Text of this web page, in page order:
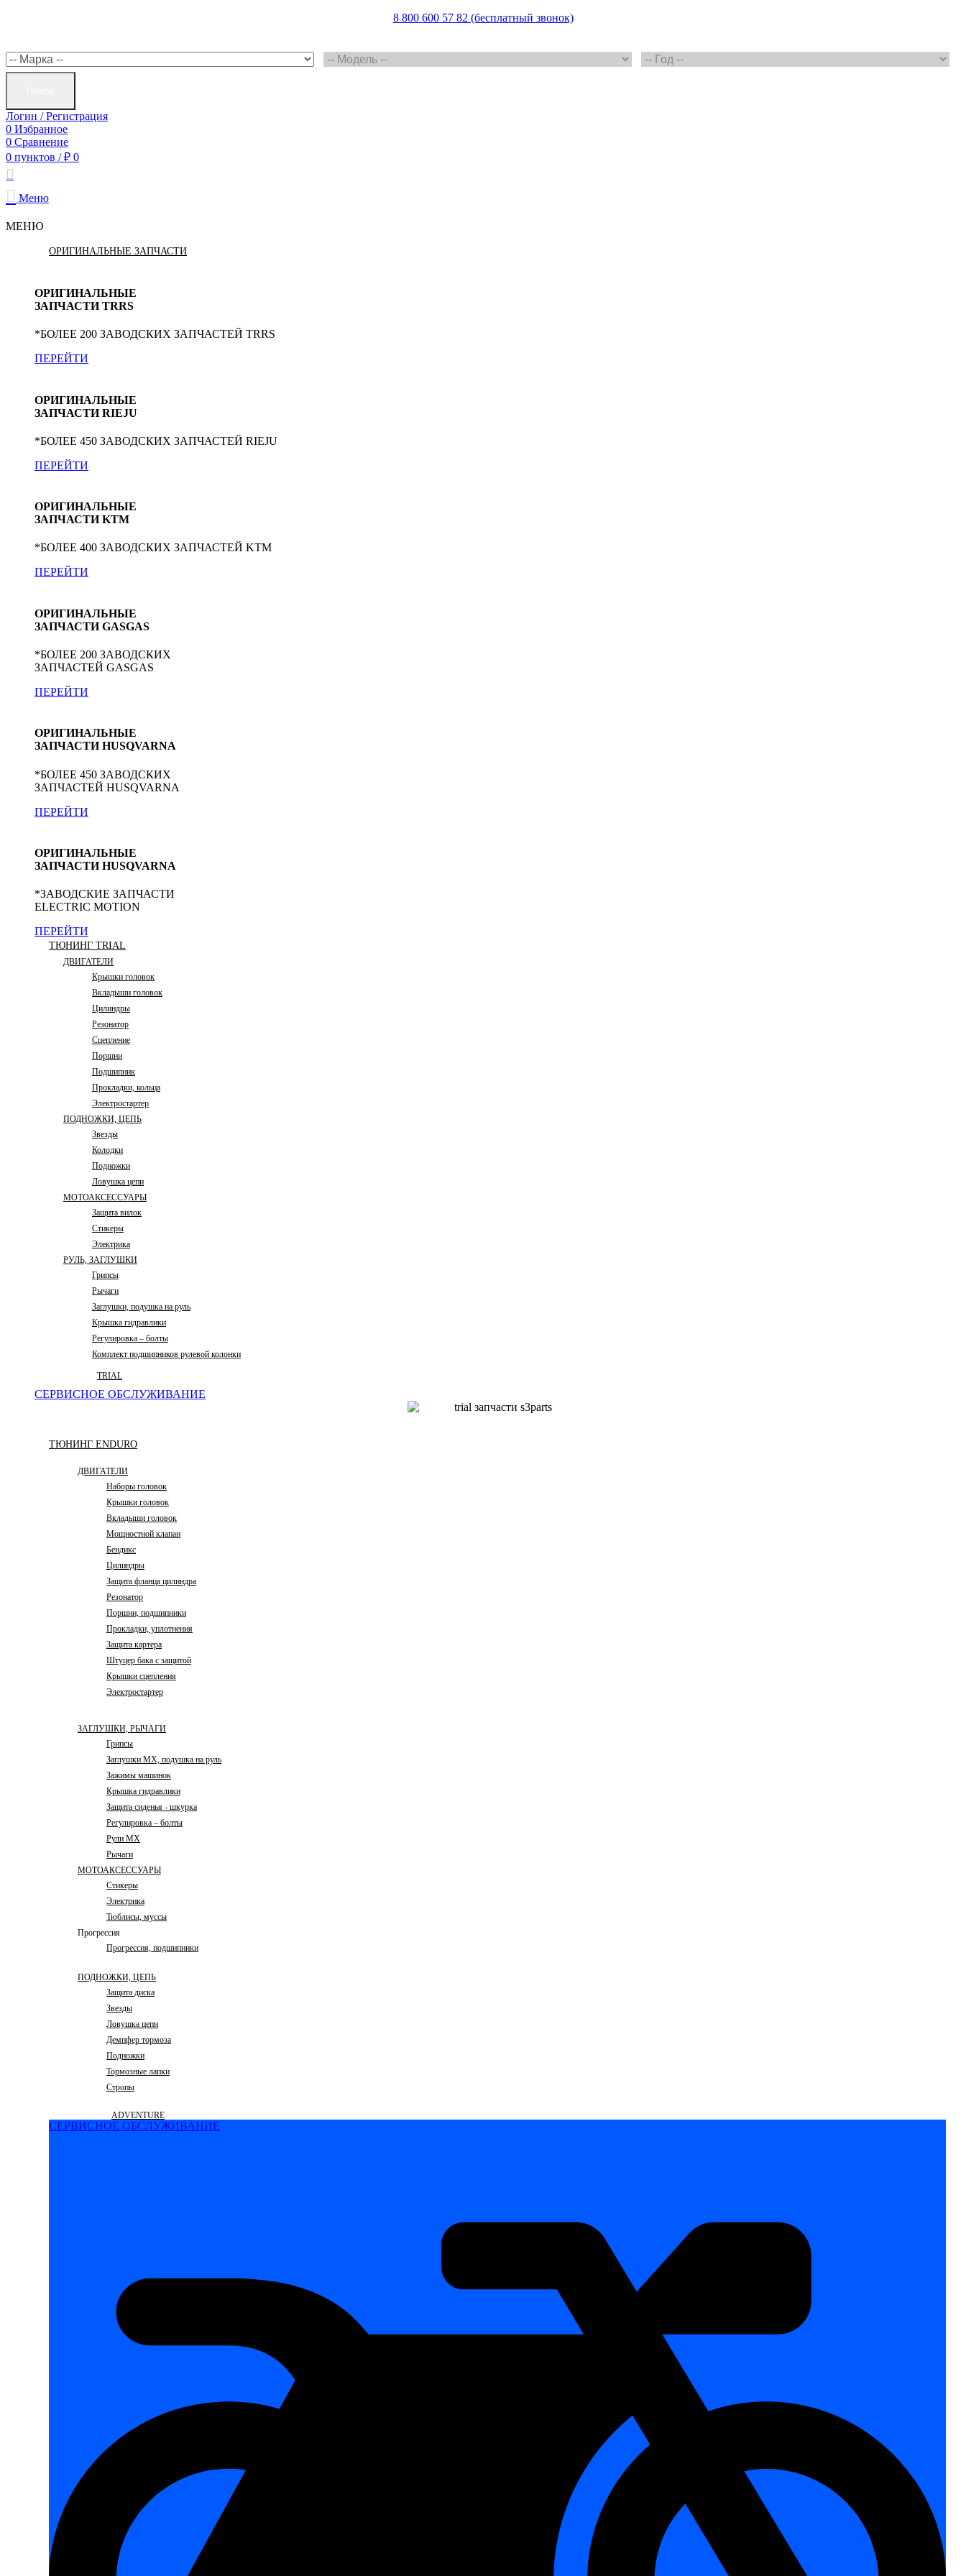
8 800 600 57 82 (бесплатный звонок)
Логин / Регистрация
0 Избранное
0 Сравнение
0 пунктов / ₽ 0
Меню
МЕНЮ
ОРИГИНАЛЬНЫЕ ЗАПЧАСТИ
ОРИГИНАЛЬНЫЕ
ЗАПЧАСТИ TRRS
*БОЛЕЕ 200 ЗАВОДСКИХ ЗАПЧАСТЕЙ TRRS
ПЕРЕЙТИ
ОРИГИНАЛЬНЫЕ
ЗАПЧАСТИ RIEJU
*БОЛЕЕ 450 ЗАВОДСКИХ ЗАПЧАСТЕЙ RIEJU
ПЕРЕЙТИ
ОРИГИНАЛЬНЫЕ
ЗАПЧАСТИ KTM
*БОЛЕЕ 400 ЗАВОДСКИХ ЗАПЧАСТЕЙ KTM
ПЕРЕЙТИ
ОРИГИНАЛЬНЫЕ
ЗАПЧАСТИ GASGAS
*БОЛЕЕ 200 ЗАВОДСКИХ
ЗАПЧАСТЕЙ GASGAS
ПЕРЕЙТИ
ОРИГИНАЛЬНЫЕ
ЗАПЧАСТИ HUSQVARNA
*БОЛЕЕ 450 ЗАВОДСКИХ
ЗАПЧАСТЕЙ HUSQVARNA
ПЕРЕЙТИ
ОРИГИНАЛЬНЫЕ
ЗАПЧАСТИ HUSQVARNA
*ЗАВОДСКИЕ ЗАПЧАСТИ
ELECTRIC MOTION
ПЕРЕЙТИ
ТЮНИНГ TRIAL
ДВИГАТЕЛИ
Крышки головок
Вкладыши головок
Цилиндры
Резонатор
Сцепление
Поршни
Подшипник
Прокладки, кольца
Электростартер
ПОДНОЖКИ, ЦЕПЬ
Звезды
Колодки
Подножки
Ловушка цепи
МОТОАКСЕССУАРЫ
Защита вилок
Стикеры
Электрика
РУЛЬ, ЗАГЛУШКИ
Грипсы
Рычаги
Заглушки, подушка на руль
Крышка гидравлики
Регулировка – болты
Комплект подшипников рулевой колонки
TRIAL
СЕРВИСНОЕ ОБСЛУЖИВАНИЕ
ТЮНИНГ ENDURO
ДВИГАТЕЛИ
Наборы головок
Крышки головок
Вкладыши головок
Мощностной клапан
Бендикс
Цилиндры
Защита фланца цилиндра
Резонатор
Поршни, подшипники
Прокладки, уплотнения
Защита картера
Штуцер бака с защитой
Крышки сцепления
Электростартер
ЗАГЛУШКИ, РЫЧАГИ
Грипсы
Заглушки MX, подушка на руль
Зажимы машинок
Крышка гидравлики
Защита сиденья - шкурка
Регулировка – болты
Рули MX
Рычаги
МОТОАКСЕССУАРЫ
Стикеры
Электрика
Тюблисы, муссы
Прогрессия
Прогрессия, подшипники
ПОДНОЖКИ, ЦЕПЬ
Защита диска
Звезды
Ловушка цепи
Демпфер тормоза
Подножки
Тормозные лапки
Стропы
ADVENTURE
СЕРВИСНОЕ ОБСЛУЖИВАНИЕ